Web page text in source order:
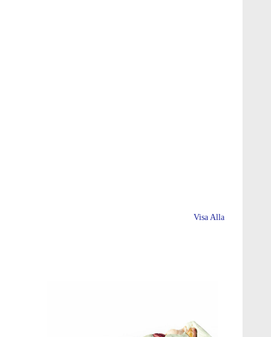
Visa Alla